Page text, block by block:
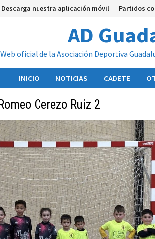
Descarga nuestra aplicación móvil Partidos
AD
Web oficial de la Asociación Deportiva
INICIO NOTICIAS CADETE
Cerezo Ruiz 2